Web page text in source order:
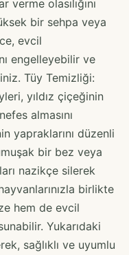
verme olasılığını
bir sehpa veya
evcil
engelleyebilir ve
Tüy Temizliği:
yıldız çiçeğinin
almasını
yapraklarını düzenli
bir bez veya
nazikçe silerek
birlikte
hem de evcil
Yukarıdaki
sağlıklı ve uyumlu